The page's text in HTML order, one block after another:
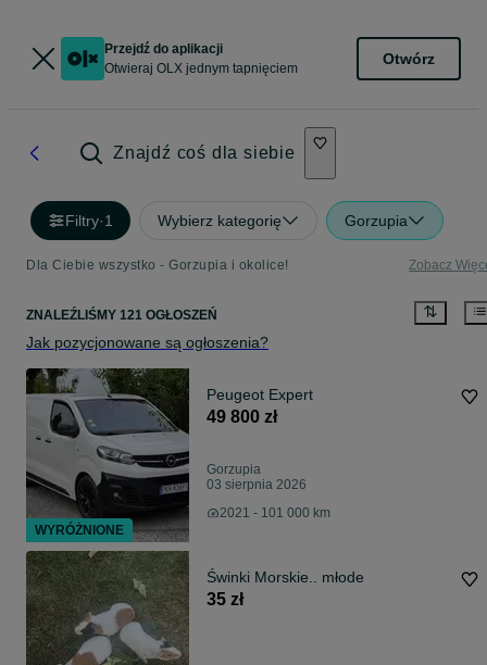
Przejdź do aplikacji
Otwieraj OLX jednym tapnięciem
Otwórz
Znajdź coś dla siebie
Filtry·1 Wybierz kategorię Gorzupia
Dla Ciebie wszystko - Gorzupia i okolice! Zobacz
ZNALEŹLIŚMY 121 OGŁOSZEŃ
Jak pozycjonowane są ogłoszenia?
Peugeot Expert
49 800 zł
Gorzupia
03 sierpnia 2026
2021 - 101 000 km
Świnki Morskie.. młode
35 zł
WYRÓŻNIONE